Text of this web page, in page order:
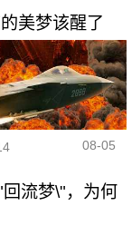
美梦该醒了
08-05
流梦\"，为何